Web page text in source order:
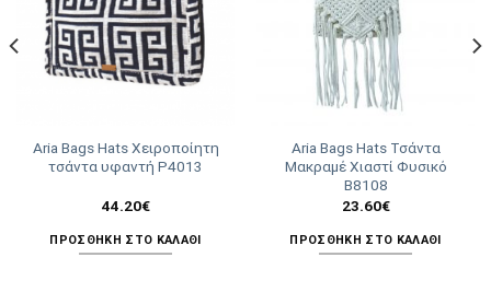
Aria Bags Hats Χειροποίητη
τσάντα υφαντή Ρ4013
44.20€
ΠΡΟΣΘΉΚΗ ΣΤΟ ΚΑΛΆΘΙ
Aria Bags Hats Τσάντα
Μακραμέ Χιαστί Φυσικό
Β8108
23.60€
ΠΡΟΣΘΉΚΗ ΣΤΟ ΚΑΛΆΘΙ